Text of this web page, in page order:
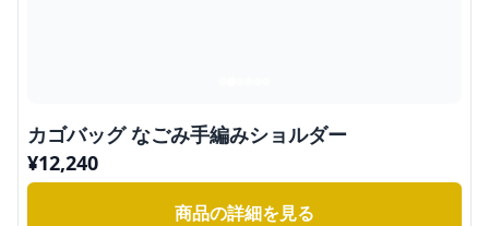
カゴバッグ なごみ手編みショルダー
¥12,240
商品の詳細を見る